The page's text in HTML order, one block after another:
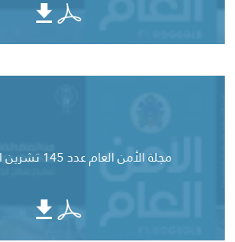
مجلة الأمن العام عدد 145 تشرين الأول 2025